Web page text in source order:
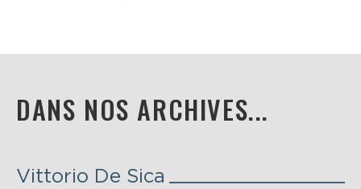
DANS NOS ARCHIVES...
Vittorio De Sica